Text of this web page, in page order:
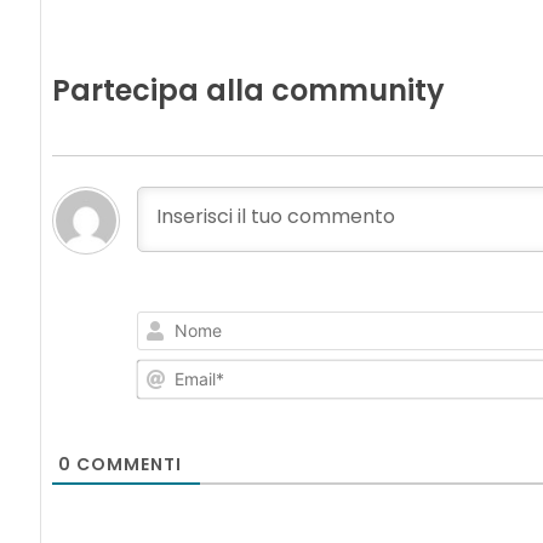
Partecipa alla community
0 COMMENTI